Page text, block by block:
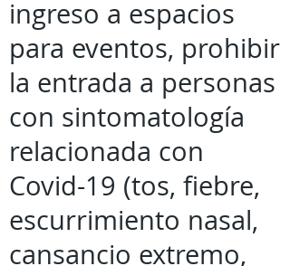
ingreso a espacios
para eventos, prohibir
la entrada a personas
con sintomatología
relacionada con
Covid-19 (tos, fiebre,
escurrimiento nasal,
cansancio extremo,